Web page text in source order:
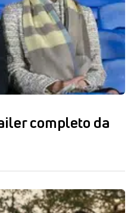
completo da